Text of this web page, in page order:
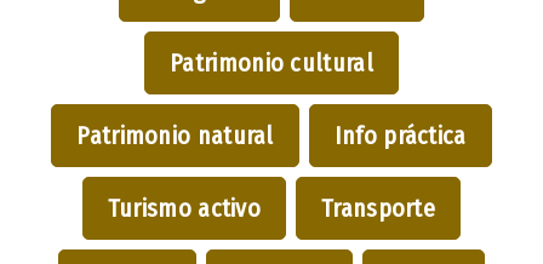
Patrimonio cultural
Patrimonio natural Info práctica
Turismo activo Transporte